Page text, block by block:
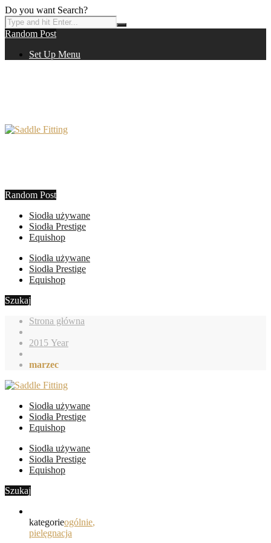
Do you want Search?
Random Post
Set Up Menu
Random Post
Siodła używane
Siodła Prestige
Equishop
Siodła używane
Siodła Prestige
Equishop
Szukaj
Strona główna
2015 Year
marzec
Siodła używane
Siodła Prestige
Equishop
Siodła używane
Siodła Prestige
Equishop
Szukaj
kategorieogólnie,
pielęgnacja